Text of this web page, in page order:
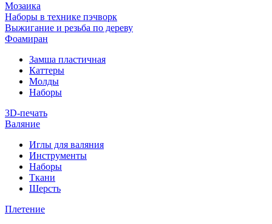
Мозаика
Наборы в технике пэчворк
Выжигание и резьба по дереву
Фоамиран
Замша пластичная
Каттеры
Молды
Наборы
3D-печать
Валяние
Иглы для валяния
Инструменты
Наборы
Ткани
Шерсть
Плетение